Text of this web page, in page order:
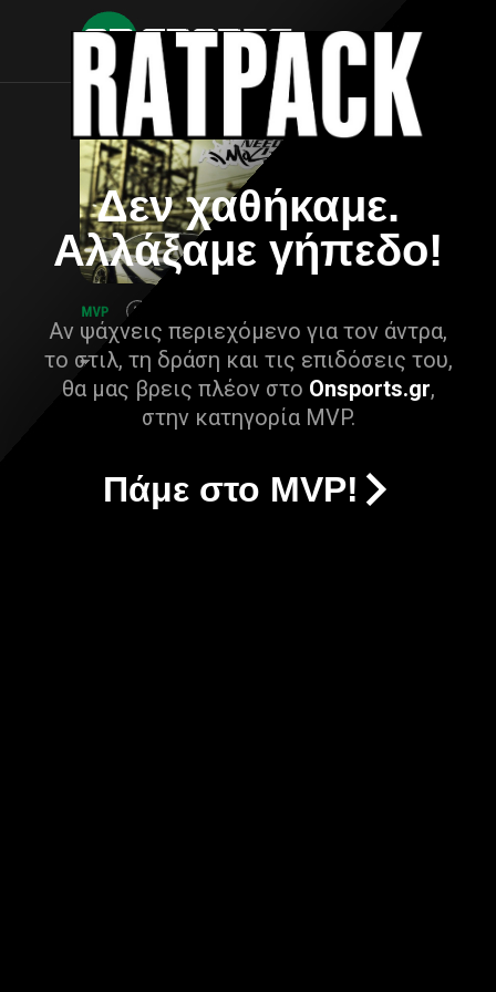
Δεν χαθήκαμε.
Αλλάξαμε γήπεδο!
Αν ψάχνεις περιεχόμενο για τον άντρα,
το στιλ, τη δράση και τις επιδόσεις του,
θα μας βρεις πλέον στο Onsports.gr,
στην κατηγορία MVP.
Πάμε στο MVP!